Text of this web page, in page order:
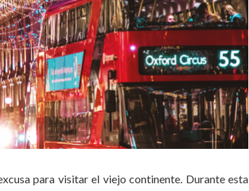
para visitar el viejo continente. Durante esta